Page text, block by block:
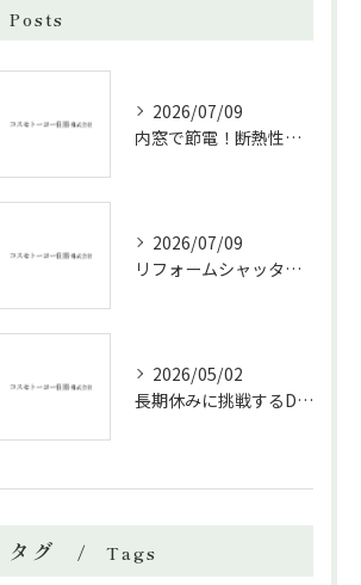
Posts
2026/07/09
内窓で節電！断熱性能と補助金活用法
2026/07/09
リフォームシャッターで叶える台風対策の効果的方法
2026/05/02
長期休みに挑戦するDIYリフォームの極意
タグ Tags